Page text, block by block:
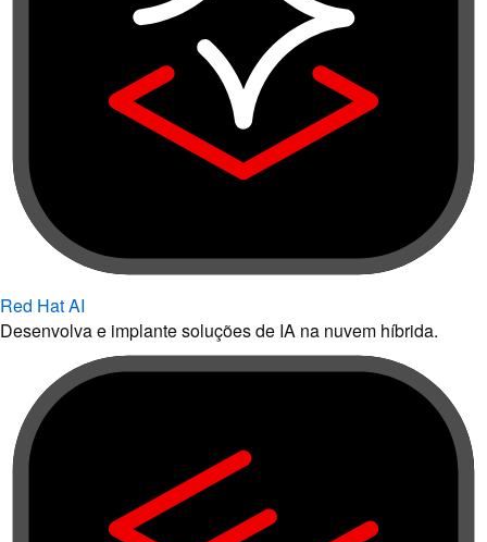
Red Hat AI
Desenvolva e implante soluções de IA na nuvem híbrida.